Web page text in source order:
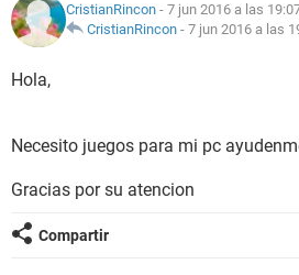
CristianRincon - 7 jun 2016 a las
CristianRincon - 7 jun 2016 a las
Hola,
Necesito juegos para mi pc
Gracias por su atencion
Compartir